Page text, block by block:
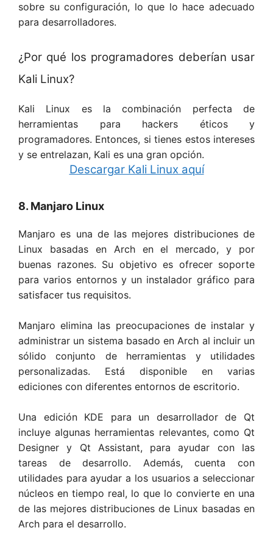
sobre su configuración, lo que lo hace adecuado
para desarrolladores.
¿Por qué los programadores deberían usar
Kali Linux?
Kali Linux es la combinación perfecta de
herramientas para hackers éticos y
programadores. Entonces, si tienes estos intereses
y se entrelazan, Kali es una gran opción.
Descargar Kali Linux aquí
8. Manjaro Linux
Manjaro es una de las mejores distribuciones de
Linux basadas en Arch en el mercado, y por
buenas razones. Su objetivo es ofrecer soporte
para varios entornos y un instalador gráfico para
satisfacer tus requisitos.
Manjaro elimina las preocupaciones de instalar y
administrar un sistema basado en Arch al incluir un
sólido conjunto de herramientas y utilidades
personalizadas. Está disponible en varias
ediciones con diferentes entornos de escritorio.
Una edición KDE para un desarrollador de Qt
incluye algunas herramientas relevantes, como Qt
Designer y Qt Assistant, para ayudar con las
tareas de desarrollo. Además, cuenta con
utilidades para ayudar a los usuarios a seleccionar
núcleos en tiempo real, lo que lo convierte en una
de las mejores distribuciones de Linux basadas en
Arch para el desarrollo.